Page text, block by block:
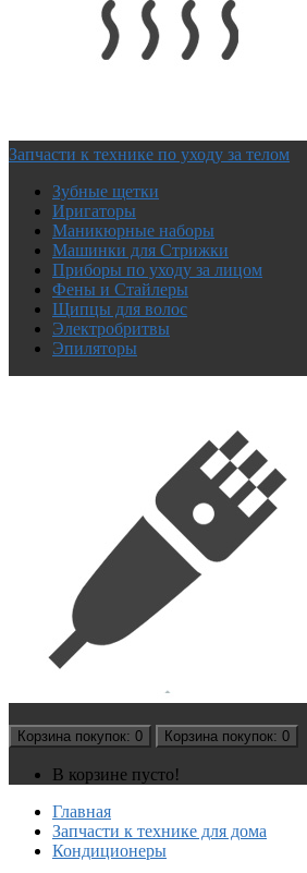
Запчасти к технике по уходу за телом
Зубные щетки
Иригаторы
Маникюрные наборы
Машинки для Стрижки
Приборы по уходу за лицом
Фены и Стайлеры
Щипцы для волос
Электробритвы
Эпиляторы
Корзина покупок: 0 Корзина покупок: 0
В корзине пусто!
Главная
Запчасти к технике для дома
Кондиционеры